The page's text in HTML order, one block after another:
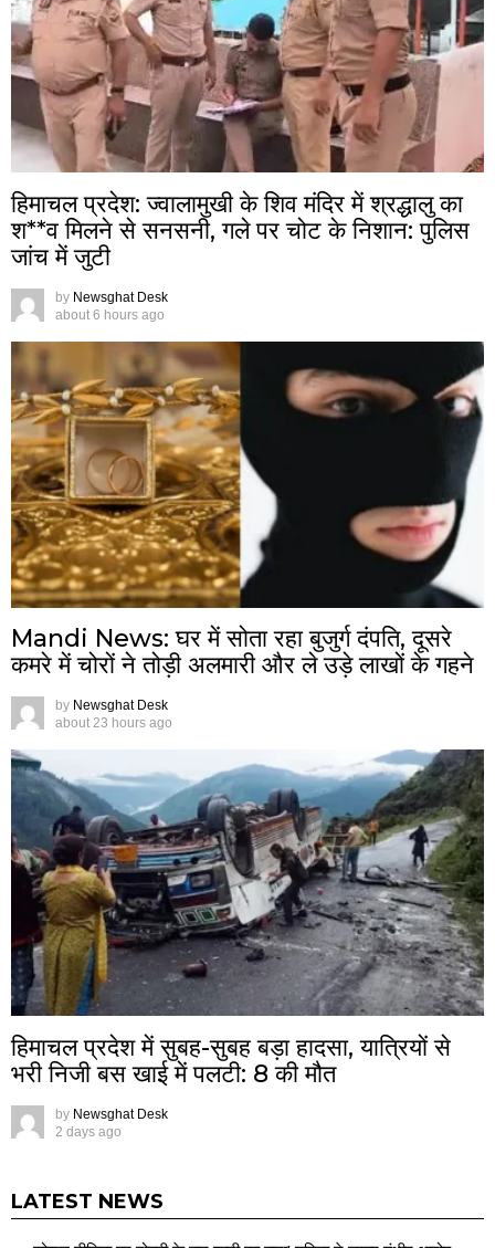
हिमाचल प्रदेश: ज्वालामुखी के शिव मंदिर में श्रद्धालु का
श**व मिलने से सनसनी, गले पर चोट के निशान: पुलिस
जांच में जुटी
by Newsghat Desk
about 6 hours ago
Mandi News: घर में सोता रहा बुजुर्ग दंपति, दूसरे
कमरे में चोरों ने तोड़ी अलमारी और ले उड़े लाखों के गहने
by Newsghat Desk
about 23 hours ago
हिमाचल प्रदेश में सुबह-सुबह बड़ा हादसा, यात्रियों से
भरी निजी बस खाई में पलटी: 8 की मौत
by Newsghat Desk
2 days ago
LATEST NEWS